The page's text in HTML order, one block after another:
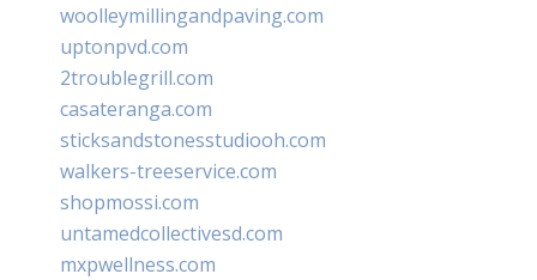
woolleymillingandpaving.com
uptonpvd.com
2troublegrill.com
casateranga.com
sticksandstonesstudiooh.com
walkers-treeservice.com
shopmossi.com
untamedcollectivesd.com
mxpwellness.com